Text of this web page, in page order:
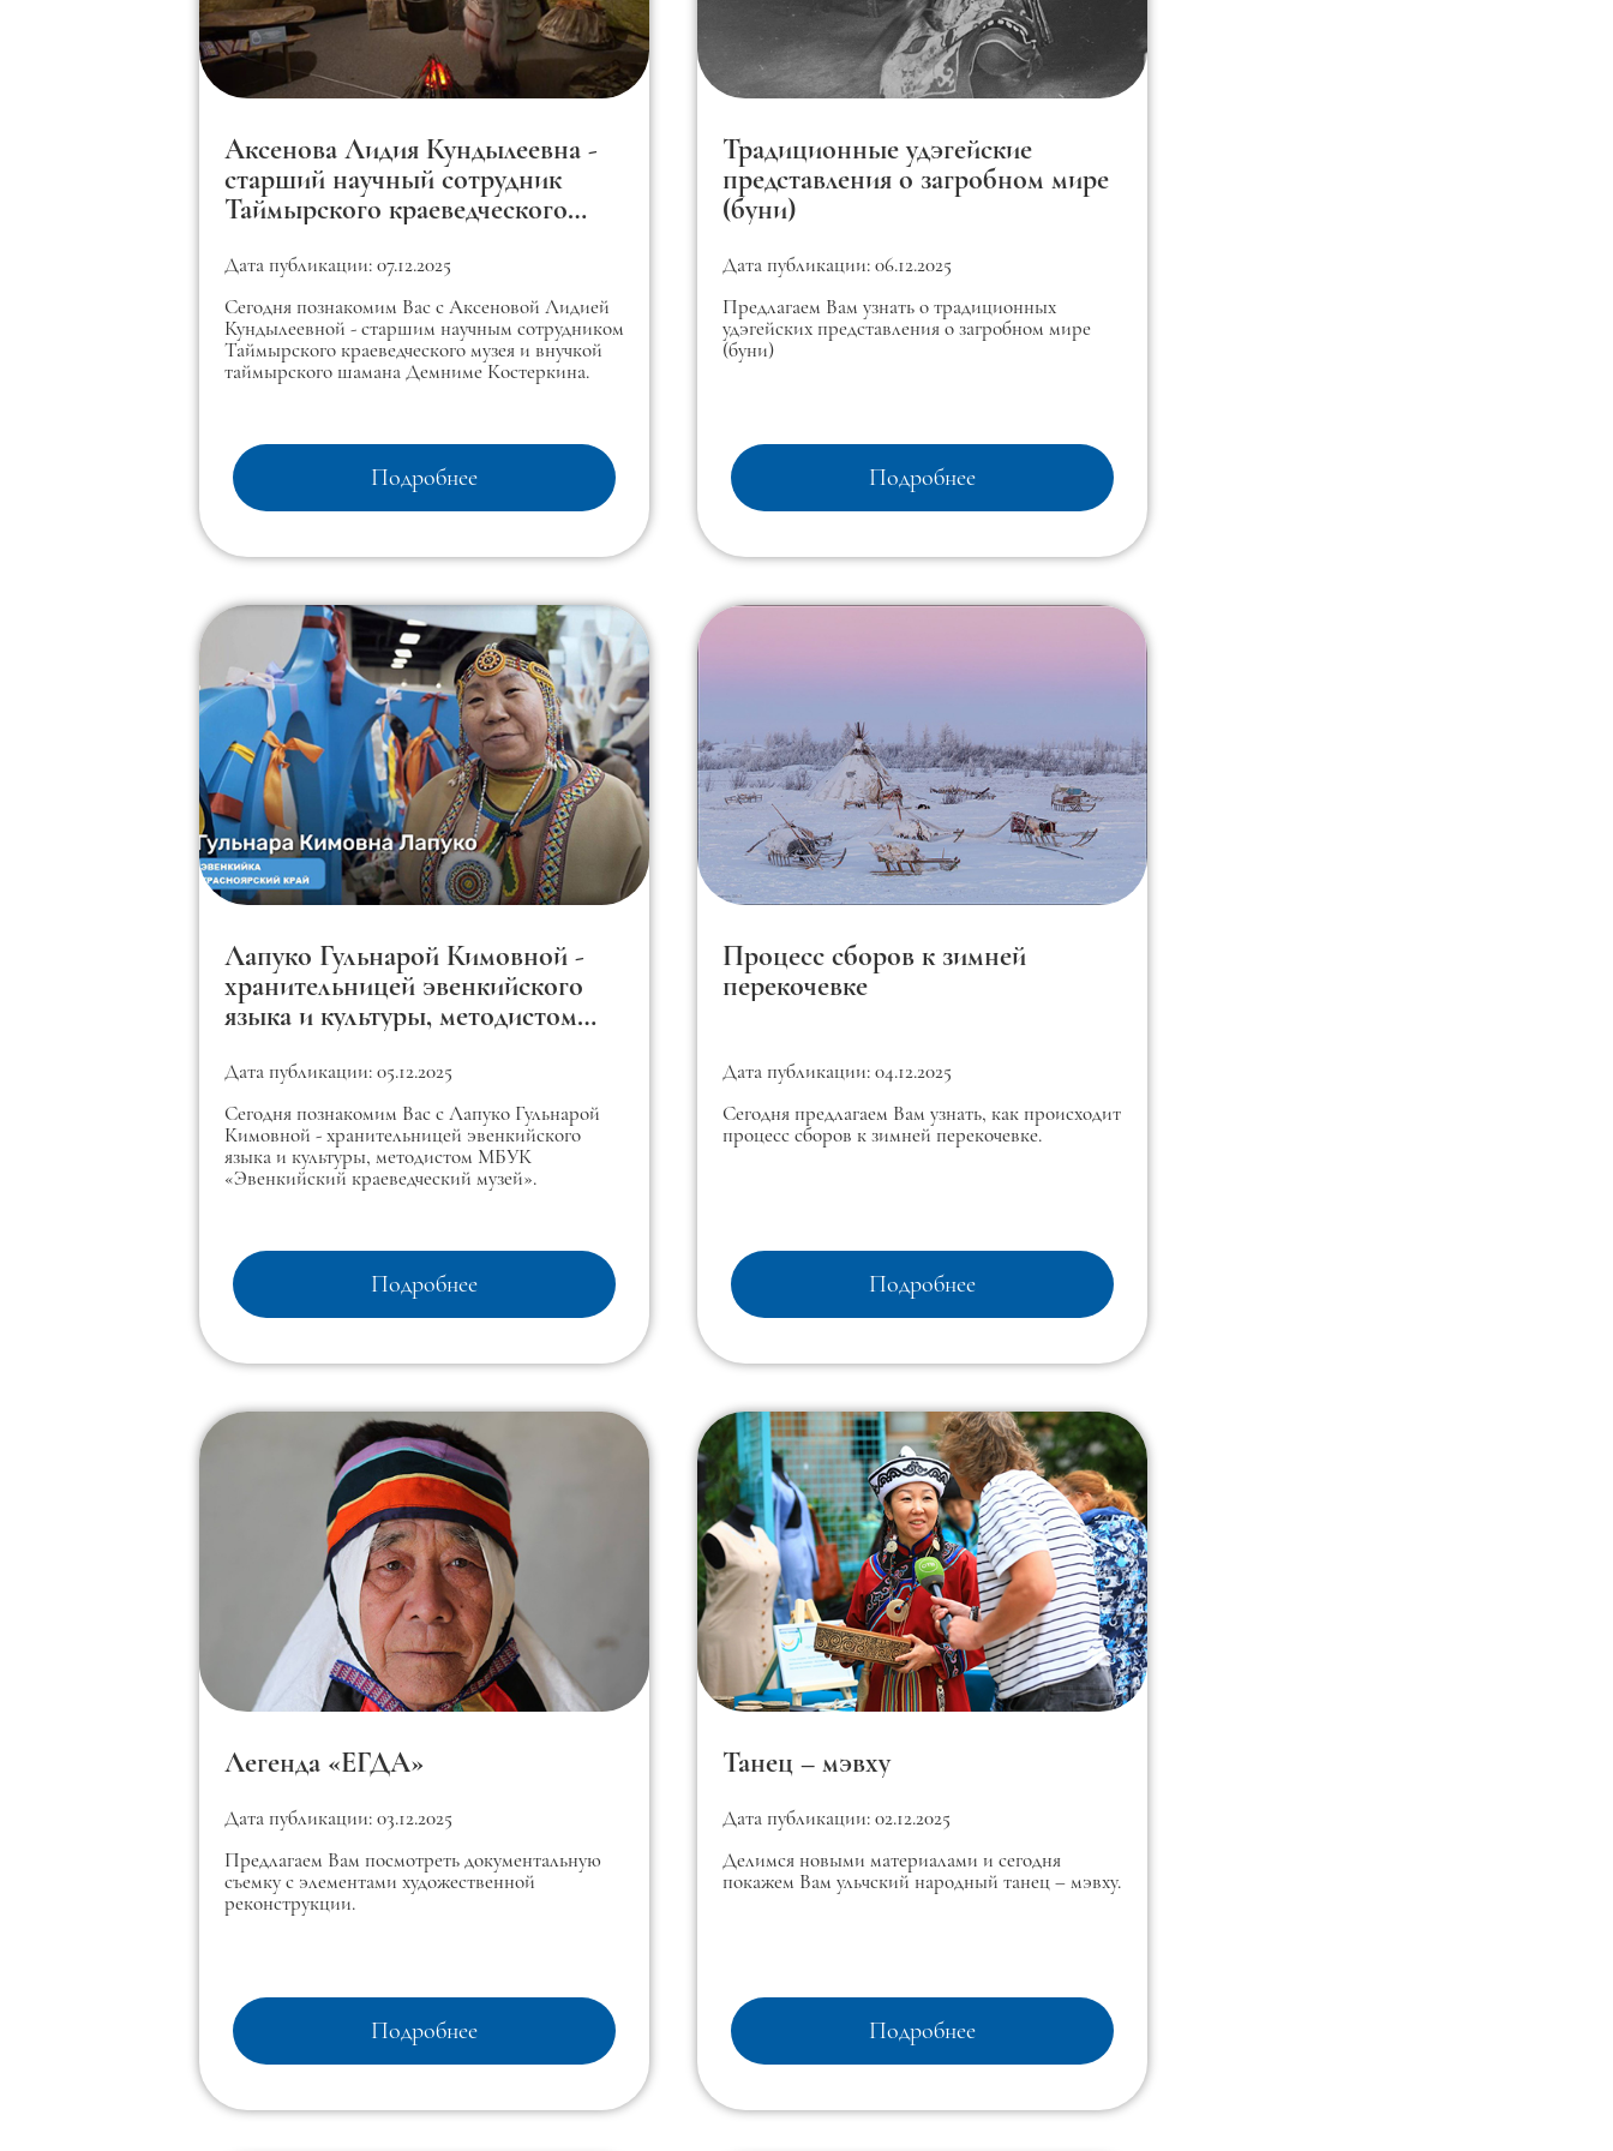
Аксенова Лидия Кундылеевна -
старший научный сотрудник
Таймырского краеведческого
Дата публикации: 07.12.2025
Сегодня познакомим Вас с Аксеновой Лидией
Кундылеевной - старшим научным сотрудником
Таймырского краеведческого музея и внучкой
таймырского шамана Демниме Костеркина.
Подробнее
Традиционные удэгейские
представления о загробном мире
(буни)
Дата публикации: 06.12.2025
Предлагаем Вам узнать о традиционных
удэгейских представления о загробном мире
(буни)
Подробнее
Лапуко Гульнарой Кимовной -
хранительницей эвенкийского
языка и культуры, методистом
краеведческий музей»
Дата публикации: 05.12.2025
Сегодня познакомим Вас с Лапуко Гульнарой
Кимовной - хранительницей эвенкийского
языка и культуры, методистом МБУК
«Эвенкийский краеведческий музей».
Подробнее
Процесс сборов к зимней
перекочевке
Дата публикации: 04.12.2025
Сегодня предлагаем Вам узнать, как происходит
процесс сборов к зимней перекочевке.
Подробнее
Легенда «ЕГДА»
Дата публикации: 03.12.2025
Предлагаем Вам посмотреть документальную
съемку с элементами художественной
реконструкции.
Подробнее
Танец – мэвху
Дата публикации: 02.12.2025
Делимся новыми материалами и сегодня
покажем Вам ульчский народный танец – мэвху.
Подробнее